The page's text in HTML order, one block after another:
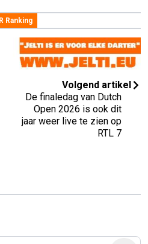
Ranking
Volgend artikel
De finaledag van Dutch
Open 2026 is ook dit
jaar weer live te zien op
RTL 7